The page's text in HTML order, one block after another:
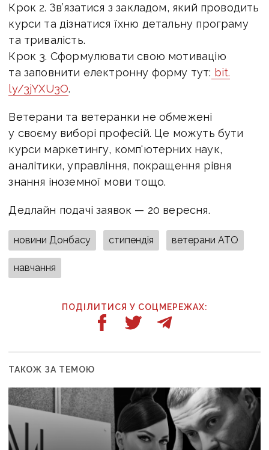
Крок 2. Зв’язатися з закладом, який проводить
курси та дізнатися їхню детальну програму
та тривалість.
Крок 3. Сформулювати свою мотивацію
та заповнити електронну форму тут: bit.
ly/3jYXU3O.
Ветерани та ветеранки не обмежені
у своєму виборі професій. Це можуть бути
курси маркетингу, комп'ютерних наук,
аналітики, управління, покращення рівня
знання іноземної мови тощо.
Дедлайн подачі заявок — 20 вересня.
новини Донбасу стипендія ветерани АТО
навчання
ПОДІЛИТИСЯ У СОЦМЕРЕЖАХ:
ТАКОЖ ЗА ТЕМОЮ